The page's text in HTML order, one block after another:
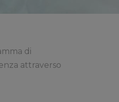
di
attraverso